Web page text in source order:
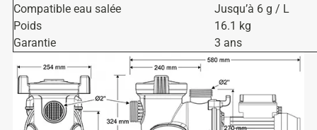
Compatible eau salée
Jusqu’à 6 g / L
Poids
16.1 kg
Garantie
3 ans